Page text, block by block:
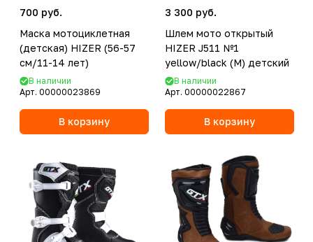
700 руб.
Маска мотоциклетная
(детская) HIZER (56-57
см/11-14 лет)
В наличии
Арт. 00000023869
В корзину
3 300 руб.
Шлем мото открытый
HIZER J511 №1
yellow/black (M) детский
В наличии
Арт. 00000022867
В корзину